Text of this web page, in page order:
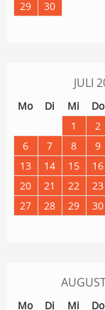
29
30
JULI
Mo Di Mi Do
1 2
6
7 8 9
13
14 15 16
20
21 22 23
27
28 29 30
Mo Di Mi Do